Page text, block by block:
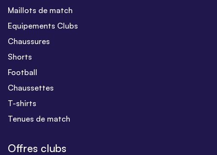
Maillots de match
Equipements Clubs
Chaussures
Shorts
Football
Chaussettes
T-shirts
Tenues de match
Offres clubs